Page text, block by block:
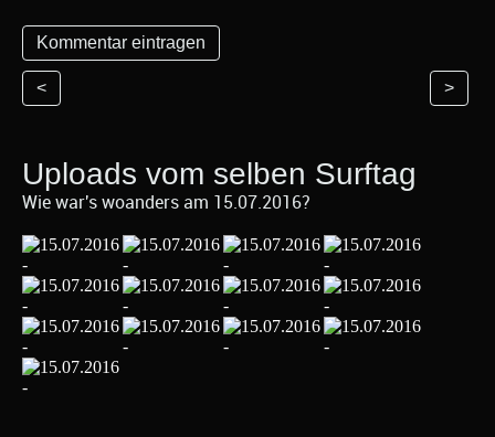
< >
Uploads vom selben Surftag
Wie war's woanders am 15.07.2016?